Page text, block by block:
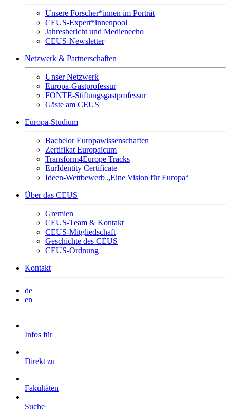
Unsere Forscher*innen im Porträt
CEUS-Expert*innenpool
Jahresbericht und Medienecho
CEUS-Newsletter
Netzwerk & Partnerschaften
Unser Netzwerk
Europa-Gastprofessur
FONTE-Stiftungsgastprofessur
Gäste am CEUS
Europa-Studium
Bachelor Europawissenschaften
Zertifikat Europaicum
Transform4Europe Tracks
EurIdentity Certificate
Ideen-Wettbewerb „Eine Vision für Europa“
Über das CEUS
Gremien
CEUS-Team & Kontakt
CEUS-Mitgliedschaft
Geschichte des CEUS
CEUS-Ordnung
Kontakt
de
en
Infos für
Direkt zu
Fakultäten
Suche